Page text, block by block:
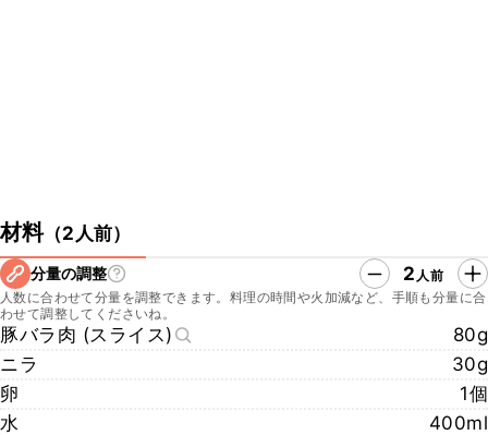
材料（2人前）
分量の調整 2 人前
人数に合わせて分量を調整できます。料理の時間や火加減など、手順も分量に合
わせて調整してくださいね。
豚バラ肉 (スライス)
80g
ニラ
30g
卵
1個
水
400ml